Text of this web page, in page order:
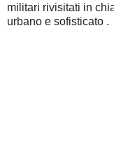
militari rivisitati in
urbano e sofisticato .